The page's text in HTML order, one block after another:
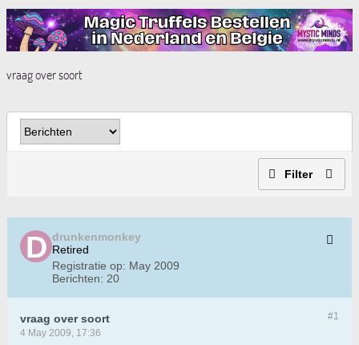
vraag over soort
Filter
drunkenmonkey
Retired
Registratie op: May 2009
Berichten: 20
#1
vraag over soort
4 May 2009, 17:36